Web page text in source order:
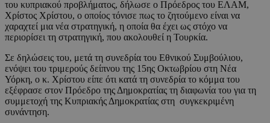
του κυπριακού προβλήματος, δήλωσε ο Πρόεδρος του ΕΛΑΜ,
Χρίστος Χρίστου, ο οποίος τόνισε πως το ζητούμενο είναι να
χαραχτεί μια νέα στρατηγική, η οποία θα έχει ως στόχο να
περιορίσει τη στρατηγική, που ακολουθεί η Τουρκία.
Σε δηλώσεις του, μετά τη συνεδρία του Εθνικού Συμβούλιου,
ενόψει του τριμερούς δείπνου της 15ης Οκτωβρίου στη Νέα
Υόρκη, ο κ. Χρίστου είπε ότι κατά τη συνεδρία το κόμμα του
εξέφρασε στον Πρόεδρο της Δημοκρατίας τη διαφωνία του για τη
συμμετοχή της Κυπριακής Δημοκρατίας στη συγκεκριμένη
συνάντηση.